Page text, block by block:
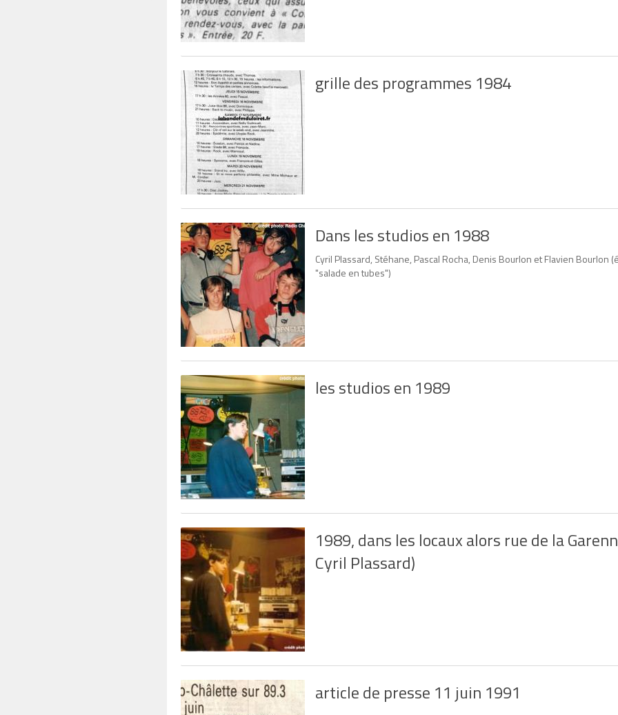
grille des programmes 1984
Dans les studios en 1988
Cyril Plassard, Stéhane, Pascal Rocha, Denis Bourlon et Flavien Bourlon
"salade en tubes")
les studios en 1989
1989, dans les locaux alors rue de la
Cyril Plassard)
article de presse 11 juin 1991